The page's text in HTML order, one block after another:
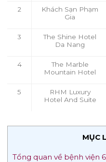
2
Khách Sạn Phạm
Gia
3
The Shine Hotel
Da Nang
4
The Marble
Mountain Hotel
5
RHM Luxury
Hotel And Suite
MỤC
Tổng quan về bệnh viện